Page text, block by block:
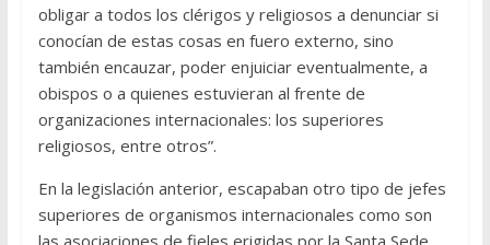
obligar a todos los clérigos y religiosos a denunciar si
conocían de estas cosas en fuero externo, sino
también encauzar, poder enjuiciar eventualmente, a
obispos o a quienes estuvieran al frente de
organizaciones internacionales: los superiores
religiosos, entre otros”.
En la legislación anterior, escapaban otro tipo de jefes
superiores de organismos internacionales como son
las asociaciones de fieles erigidas por la Santa Sede,